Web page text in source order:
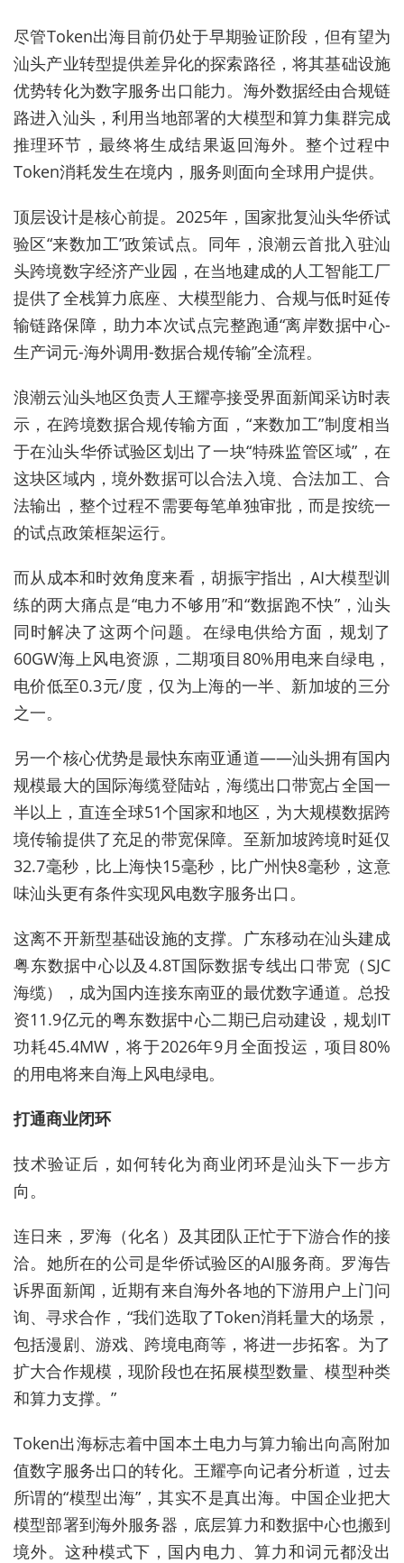
尽管Token出海目前仍处于早期验证阶段，但有望为
汕头产业转型提供差异化的探索路径，将其基础设施
优势转化为数字服务出口能力。海外数据经由合规链
路进入汕头，利用当地部署的大模型和算力集群完成
推理环节，最终将生成结果返回海外。整个过程中
Token消耗发生在境内，服务则面向全球用户提供。
顶层设计是核心前提。2025年，国家批复汕头华侨试
验区“来数加工”政策试点。同年，浪潮云首批入驻汕
头跨境数字经济产业园，在当地建成的人工智能工厂
提供了全栈算力底座、大模型能力、合规与低时延传
输链路保障，助力本次试点完整跑通“离岸数据中心-
生产词元-海外调用-数据合规传输”全流程。
浪潮云汕头地区负责人王耀亭接受界面新闻采访时表
示，在跨境数据合规传输方面，“来数加工”制度相当
于在汕头华侨试验区划出了一块“特殊监管区域”，在
这块区域内，境外数据可以合法入境、合法加工、合
法输出，整个过程不需要每笔单独审批，而是按统一
的试点政策框架运行。
而从成本和时效角度来看，胡振宇指出，AI大模型训
练的两大痛点是“电力不够用”和“数据跑不快”，汕头
同时解决了这两个问题。在绿电供给方面，规划了
60GW海上风电资源，二期项目80%用电来自绿电，
电价低至0.3元/度，仅为上海的一半、新加坡的三分
之一。
另一个核心优势是最快东南亚通道——汕头拥有国内
规模最大的国际海缆登陆站，海缆出口带宽占全国一
半以上，直连全球51个国家和地区，为大规模数据跨
境传输提供了充足的带宽保障。至新加坡跨境时延仅
32.7毫秒，比上海快15毫秒，比广州快8毫秒，这意
味汕头更有条件实现风电数字服务出口。
这离不开新型基础设施的支撑。广东移动在汕头建成
粤东数据中心以及4.8T国际数据专线出口带宽（SJC
海缆），成为国内连接东南亚的最优数字通道。总投
资11.9亿元的粤东数据中心二期已启动建设，规划IT
功耗45.4MW，将于2026年9月全面投运，项目80%
的用电将来自海上风电绿电。
打通商业闭环
技术验证后，如何转化为商业闭环是汕头下一步方
向。
连日来，罗海（化名）及其团队正忙于下游合作的接
洽。她所在的公司是华侨试验区的AI服务商。罗海告
诉界面新闻，近期有来自海外各地的下游用户上门问
询、寻求合作，“我们选取了Token消耗量大的场景，
包括漫剧、游戏、跨境电商等，将进一步拓客。为了
扩大合作规模，现阶段也在拓展模型数量、模型种类
和算力支撑。”
Token出海标志着中国本土电力与算力输出向高附加
值数字服务出口的转化。王耀亭向记者分析道，过去
所谓的“模型出海”，其实不是真出海。中国企业把大
模型部署到海外服务器，底层算力和数据中心也搬到
境外。这种模式下，国内电力、算力和词元都没出